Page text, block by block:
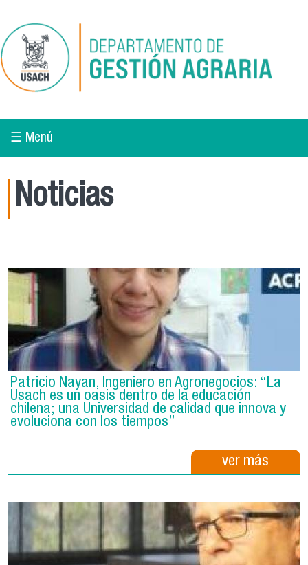
☰ Menú
Noticias
Patricio Nayan, Ingeniero en Agronegocios: “La
Usach es un oasis dentro de la educación
chilena; una Universidad de calidad que innova y
evoluciona con los tiempos”
ver más